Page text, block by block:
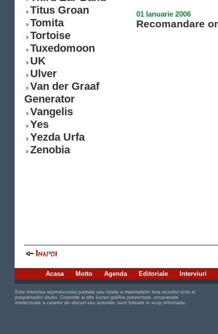
Titus Groan
Tomita
Tortoise
Tuxedomoon
UK
Ulver
Van der Graaf
Generator
Vangelis
Yes
Yezda Urfa
Zenobia
01 Ianuarie 2006
Recomandare
Acasa Motto Agenda Editoriale Interviuri
Este interzisa reproducerea partiala sau totala a materialelor fara acordul scris al
proprietarilor sitului. Copertile si alte lucrari grafice prezentate, proprietate
intelectuala a caselor de discuri sau autorilor, sunt folosite in scop informativ.